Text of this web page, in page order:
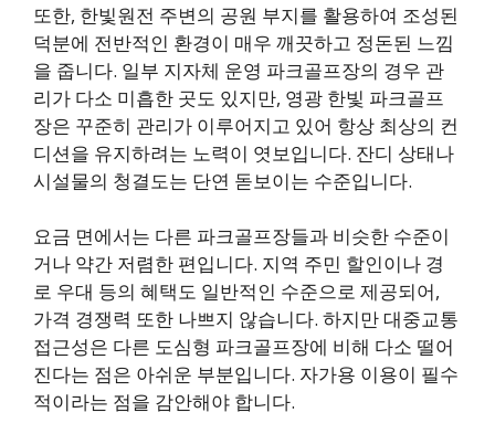
또한, 한빛원전 주변의 공원 부지를 활용하여 조성된
덕분에 전반적인 환경이 매우 깨끗하고 정돈된 느낌
을 줍니다. 일부 지자체 운영 파크골프장의 경우 관
리가 다소 미흡한 곳도 있지만, 영광 한빛 파크골프
장은 꾸준히 관리가 이루어지고 있어 항상 최상의 컨
디션을 유지하려는 노력이 엿보입니다. 잔디 상태나
시설물의 청결도는 단연 돋보이는 수준입니다.
요금 면에서는 다른 파크골프장들과 비슷한 수준이
거나 약간 저렴한 편입니다. 지역 주민 할인이나 경
로 우대 등의 혜택도 일반적인 수준으로 제공되어,
가격 경쟁력 또한 나쁘지 않습니다. 하지만 대중교통
접근성은 다른 도심형 파크골프장에 비해 다소 떨어
진다는 점은 아쉬운 부분입니다. 자가용 이용이 필수
적이라는 점을 감안해야 합니다.